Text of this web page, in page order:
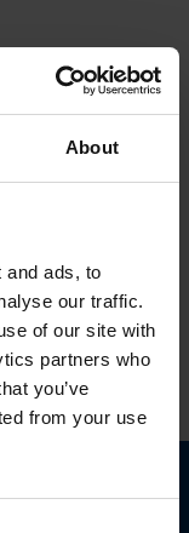
About
and ads, to
our traffic.
of our site with
partners who
you’ve
from your use